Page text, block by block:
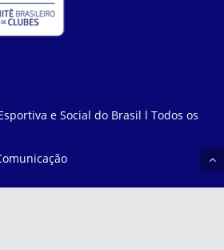
e Social do Brasil l Todos os